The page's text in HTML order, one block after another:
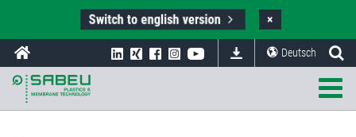
Switch to english version ×
Deutsch